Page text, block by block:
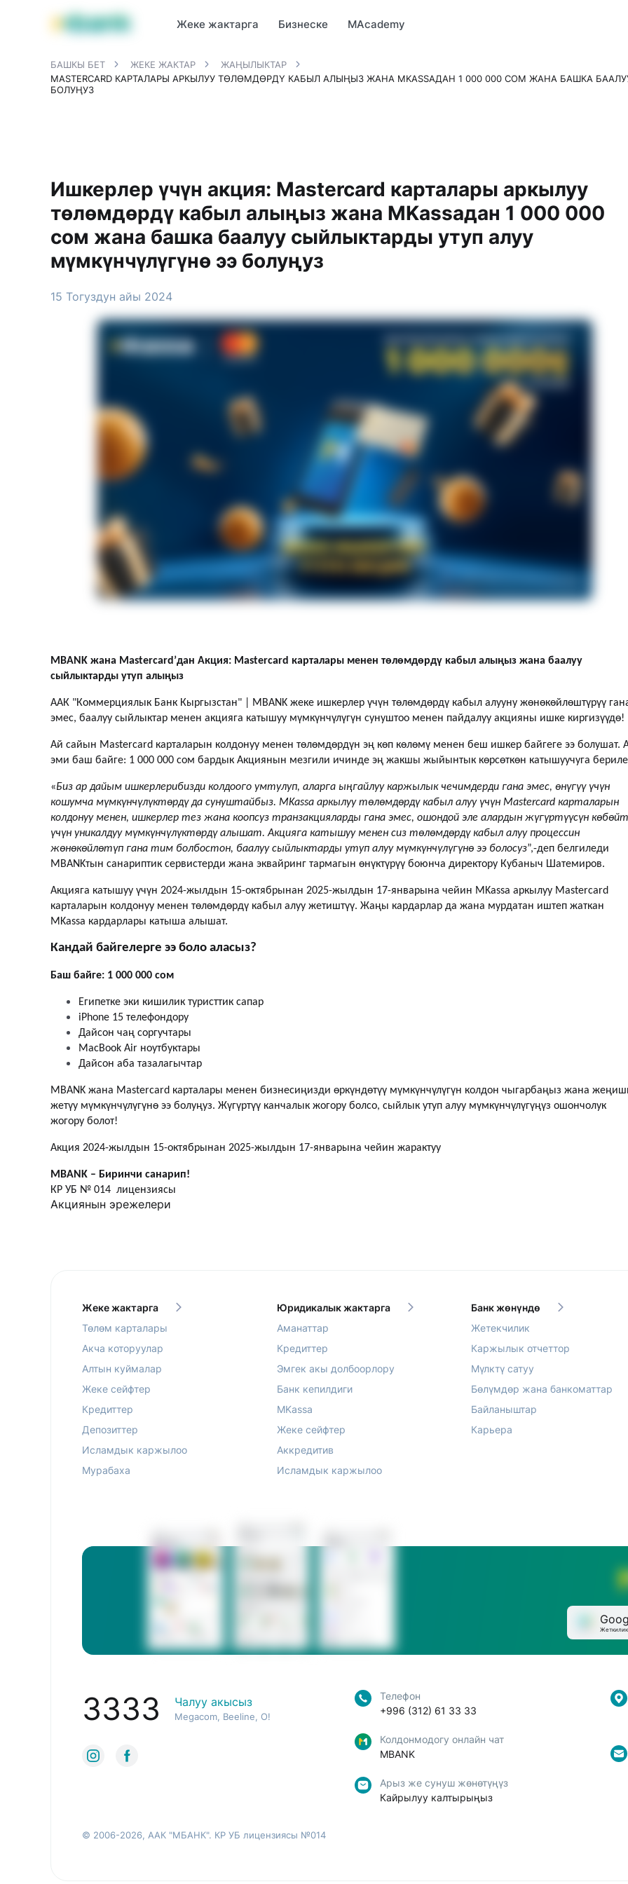
MBANK өнүмдөрү MJunior
Жеке жактарга Бизнеске MAcademy
БАШКЫ БЕТ ЖЕКЕ ЖАКТАР
ЖАҢЫЛЫКТАР
MASTERCARD КАРТАЛАРЫ АРКЫЛУУ ТӨЛӨМДӨРДҮ КАБЫЛ АЛЫҢЫЗ ЖАНА MKASSAДАН 1 000 000 СОМ ЖАНА БАШКА
БОЛУҢУЗ
Ишкерлер үчүн акция: Mastercard карталары аркылуу
төлөмдөрдү кабыл алыңыз жана MKassaдан 1 000 000
сом жана башка баалуу сыйлыктарды утуп алуу
мүмкүнчүлүгүнө ээ болуңуз
15 Тогуздун айы 2024
MBANK жана Mastercard ’дан Акция: Mastercard карталары менен төлөмдөрдү кабыл алыңыз жана баалуу
сыйлыктарды утуп алыңыз
ААК "Коммерциялык Банк Кыргызстан" | MBANK жеке ишкерлер үчүн төлөмдөрдү кабыл алууну жөнөкөйлөштүрүү
эмес, баалуу сыйлыктар менен акцияга катышуу мүмкүнчүлүгүн сунуштоо менен пайдалуу акцияны ишке киргизүүдө!
Ай сайын Mastercard карталарын колдонуу менен төлөмдөрдүн эң көп көлөмү менен беш ишкер байгеге ээ болушат.
эми баш байге: 1 000 000 сом бардык Акциянын мезгили ичинде эң жакшы жыйынтык көрсөткөн катышуучуга
«Биз ар дайым ишкерлерибизди колдоого умтулуп, аларга ыңгайлуу каржылык чечимдерди гана эмес, өнүгүү үчүн
кошумча мүмкүнчүлүктөрдү да сунуштайбыз. MKassa аркылуу төлөмдөрдү кабыл алуу үчүн Mastercard карталарын
колдонуу менен, ишкерлер тез жана коопсуз транзакцияларды гана эмес, ошондой эле алардын жүгүртүүсүн
үчүн уникалдуу мүмкүнчүлүктөрдү алышат.Акцияга катышуу менен сиз төлөмдөрдү кабыл алуу процессин
жөнөкөйлөтүп гана тим болбостон, баалуу сыйлыктарды утуп алуу мүмкүнчүлүгүнө ээ болосуз”,-деп белгиледи
MBANKтын санариптик сервистерди жана эквайринг тармагын өнүктүрүү боюнча директору Кубаныч Шатемиров.
Акцияга катышуу үчүн 2024-жылдын 15-октябрынан 2025-жылдын 17-январына чейин MKassa аркылуу Mastercard
карталарын колдонуу менен төлөмдөрдү кабыл алуу жетиштүү. Жаңы кардарлар да жана мурдатан иштеп жаткан
MKassa кардарлары катыша алышат.
Кандай байгелерге ээ боло аласыз?
Баш байге: 1 000 000 сом
Египетке эки кишилик туристтик сапар
iPhone 15 телефондору
Дайсон чаң соргучтары
MacBook Air ноутбуктары
Дайсон аба тазалагычтар
MBANK жана Mastercard карталары менен бизнесиңизди өркүндөтүү мүмкүнчүлүгүн колдон чыгарбаңыз жана
жетүу мүмкүнчүлүгүнө ээ болуңуз. Жүгүртүү канчалык жогору болсо, сыйлык утуп алуу мүмкүнчүлүгүңүз ошончолук
жогору болот!
Акция 2024-жылдын 15-октябрынан 2025-жылдын 17-январына чейин жарактуу
MBANK – Биринчи санарип!
КР УБ № 014 лицензиясы
Акциянын эрежелери
Жеке жактарга
Төлөм карталары
Акча которуулар
Алтын куймалар
Жеке сейфтер
Кредиттер
Депозиттер
Исламдык каржылоо
Мурабаха
Юридикалык жактарга
Аманаттар
Кредиттер
Эмгек акы долбоорлору
Банк кепилдиги
MKassa
Жеке сейфтер
Аккредитив
Исламдык каржылоо
Банк жөнүндө
Жетекчилик
Каржылык отчеттор
Мүлктү сатуу
Бөлүмдөр жана банкоматтар
Байланыштар
Карьера
3333 Чалуу акысыз
Megacom, Beeline, O!
Телефон
+996 (312) 61 33 33
Колдонмодогу онлайн чат
MBANK
Арыз же сунуш жөнөтүңүз
Кайрылуу калтырыңыз
© 2006-2026, ААК "МБАНК". КР УБ лицензиясы №014